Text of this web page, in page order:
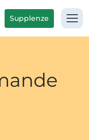
Supplenze